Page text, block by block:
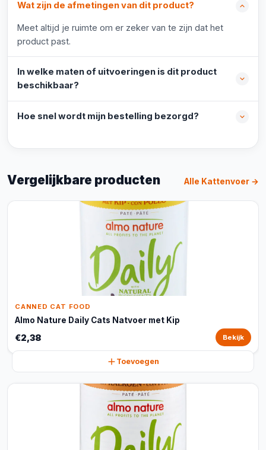
Wat zijn de afmetingen van dit product?
Meet altijd je ruimte om er zeker van te zijn dat het
product past.
In welke maten of uitvoeringen is dit product
beschikbaar?
Hoe snel wordt mijn bestelling bezorgd?
Vergelijkbare producten Alle Kattenvoer →
CANNED CAT FOOD
Almo Nature Daily Cats Natvoer met Kip
€2,38 Bekijk
Toevoegen